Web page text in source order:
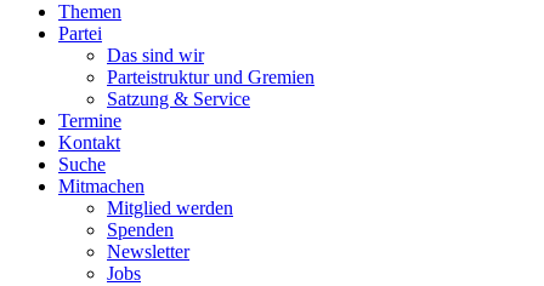
Themen
Partei
Das sind wir
Parteistruktur und Gremien
Satzung & Service
Termine
Kontakt
Suche
Mitmachen
Mitglied werden
Spenden
Newsletter
Jobs